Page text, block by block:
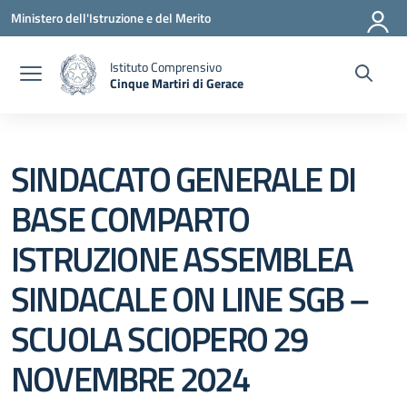
Vai ai contenuti
Vai al menu di navigazione
Vai al footer
Ministero dell'Istruzione e del Merito
Istituto Comprensivo
Cinque Martiri di Gerace
SINDACATO GENERALE DI
BASE COMPARTO
ISTRUZIONE ASSEMBLEA
SINDACALE ON LINE SGB –
SCUOLA SCIOPERO 29
NOVEMBRE 2024